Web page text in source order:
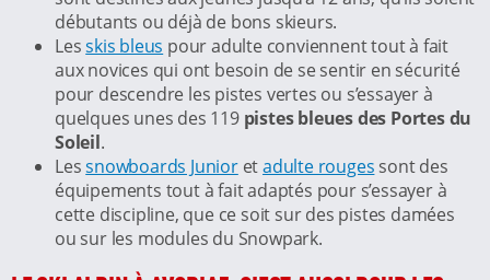
débutants ou déjà de bons skieurs.
Lesskis bleus pour adulte conviennent tout à fait
aux novices qui ont besoin de se sentir en sécurité
pour descendre les pistes vertes ou s’essayer à
quelques unes des 119 pistes bleues des Portes du
Soleil.
Lessnowboards Junioretadulte rouges sont des
équipements tout à fait adaptés pour s’essayer à
cette discipline, que ce soit sur des pistes damées
ou sur les modules du Snowpark.